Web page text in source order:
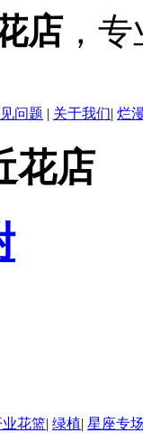
店，专
问题 | 关于我们| 烂
花店
花篮| 绿植| 星座专